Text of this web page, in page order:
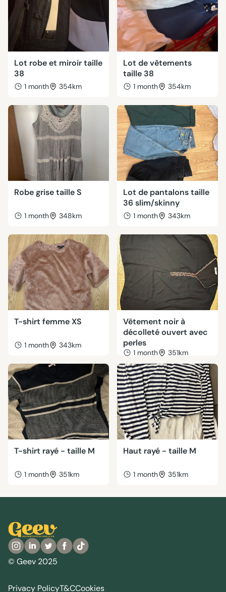
Lot robe et miroir taille
38
1 month 354km
Lot de vêtements
taille 38
1 month 354km
Robe grise taille S
1 month 348km
Lot de pantalons taille
36 slim/skinny
1 month 343km
T-shirt femme XS
1 month 343km
Vêtement noir à
décolleté ouvert avec
perles
1 month 351km
T-shirt rayé - taille M
1 month 351km
Haut rayé - taille M
1 month 351km
© Geev 2025
Privacy PolicyT&CCookies